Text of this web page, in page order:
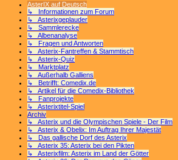
AsterIX auf Deutsch
↳ Informationen zum Forum
↳ Asterixgeplauder
↳ Sammlerecke
↳ Albenanalyse
↳ Fragen und Antworten
↳ Asterix-Fantreffen & Stammtisch
↳ Asterix-Quiz
↳ Marktplatz
↳ Außerhalb Galliens
↳ Betrifft: Comedix.de
↳ Artikel für die Comedix-Bibliothek
↳ Fanprojekte
↳ Asterixtitel-Spiel
Archiv
↳ Asterix und die Olympischen Spiele - Der Film
↳ Asterix & Obelix: Im Auftrag Ihrer Majestät
↳ Das gallische Dorf des Asterix
↳ Asterix 35: Asterix bei den Pikten
↳ Asterixfilm: Asterix im Land der Götter